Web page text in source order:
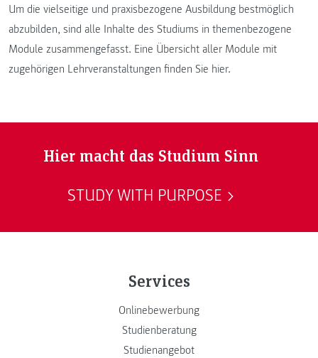
Um die vielseitige und praxisbezogene Ausbildung bestmöglich
abzubilden, sind alle Inhalte des Studiums in themenbezogene
Module zusammengefasst. Eine Übersicht aller Module mit
zugehörigen Lehrveranstaltungen finden Sie hier.
Hier macht das Studium Sinn
STUDY WITH PURPOSE
Services
Onlinebewerbung
Studienberatung
Studienangebot